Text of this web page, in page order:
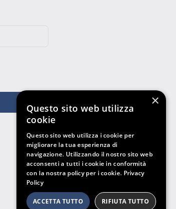
×
Questo sito web utilizza
cookie
Questo sito web utilizza i cookie per
migliorare la tua esperienza di
navigazione. Utilizzando il nostro sito web
acconsenti a tutti i cookie in conformità
con la nostra policy per i cookie. Privacy
Policy
ACCETTA TUTTO RIFIUTA TUTTO